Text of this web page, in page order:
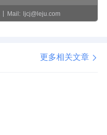
Mail: ljcj@leju.com
更多相关文章